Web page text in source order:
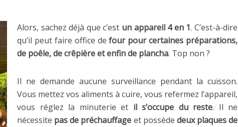
Alors, sachez déjà que c’est un appareil 4 en 1. C’est-à-dire
qu’il peut faire office defour pour certaines préparations,
de poêle, de crêpière et enfin de plancha. Top non ?
Il ne demande aucune surveillance pendant la cuisson.
Vous mettez vos aliments à cuire, vous refermez l’appareil,
vous réglez la minuterie et il s’occupe du reste. Il ne
nécessite pas de préchauffage et possède deux plaques de